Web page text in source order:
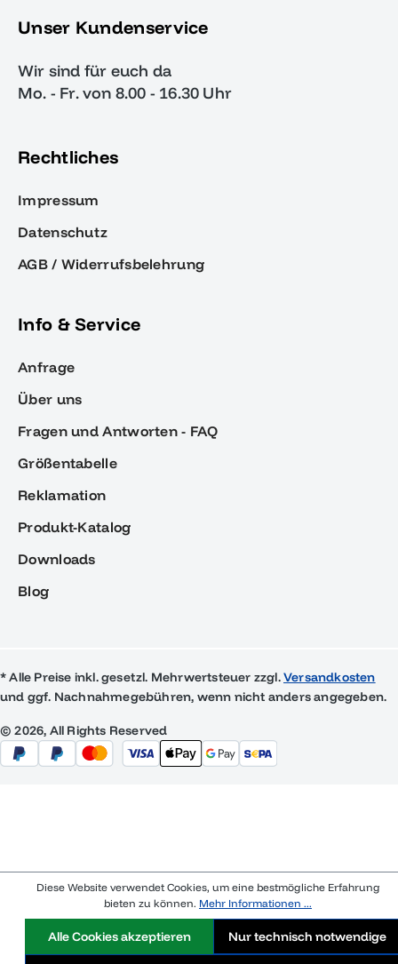
Unser Kundenservice
Wir sind für euch da
Mo. - Fr. von 8.00 - 16.30 Uhr
Rechtliches
Impressum
Datenschutz
AGB / Widerrufsbelehrung
Info & Service
Anfrage
Über uns
Fragen und Antworten - FAQ
Größentabelle
Reklamation
Produkt-Katalog
Downloads
Blog
* Alle Preise inkl. gesetzl. Mehrwertsteuer zzgl.Versandkosten
und ggf. Nachnahmegebühren, wenn nicht anders angegeben.
© 2026, All Rights Reserved
Diese Website verwendet Cookies, um eine bestmögliche Erfahrung
bieten zu können. Mehr Informationen ...
Nur technisch notwendige
Alle Cookies akzeptieren